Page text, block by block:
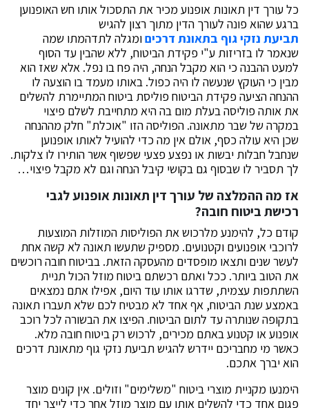
כל עורך דין תאונות אופנוע מכיר את התסכול אותו חש האופנוען
ברגע שהוא פונה לעורך הדין מתוך רצון להגיש
תביעת נזקי גוף בתאונת דרכיםומגלה לתדהמתו שמה
שנאמר לו בזריזות ע"י פקידת הביטוח, ללא שהבין עד הסוף
למעט ההבנה כי הוא מקבל הנחה, היה פח בו נפל. אלא שאז הוא
מבין כי העוקץ שנעשה לו היה כפול. באותו מעמד בו הוצעה לו
ההנחה הציעה פקידת הביטוח פוליסת ביטוח המתיימרת להשלים
את אותה פוליסה בעלת מום בה היא מתחייבת לשלם פיצוי
במקרה של שבר מתאונה. הפוליסה הזו "אוכלת" חלק מההנחה
שכן היא עולה כסף, אולם אין מה כדי להועיל לאותו אופנוען
שנחבל חבלות יבשות או נפצע פצעי שפשוף אשר הותירו לו צלקות.
לך תסביר לו שבסוף גם בקושי קיבל הנחה וגם לא מקבל פיצוי…
אז מה ההמלצה של עורך דין תאונות אופנוע לגבי
רכישת ביטוח חובה?
קודם כל, להימנע מלרכוש את הפוליסות המוזלות המוצעות
לרוכבי אופנועים וקטנועים. מספיק שתעשו תאונה לא קשה אחת
לעשר שנים ותצאו מופסדים מהעסקה הזאת. בביטוח חובה רוכשים
את הטוב ביותר. ככל ואתם רכשתם ביטוח מוזל הכול תניית
השתתפות עצמית, שדרגו אותו עוד היום, אפילו אתם נמצאים
באמצע שנת הביטוח, אף אחד לא מבטיח לכם שלא תעברו תאונה
בתקופה שנותרה עד לתום הביטוח. הפיצו את הבשורה לכל רוכב
אופנוע או קטנוע באתם מכירים, לרכוש רק ביטוח חובה מלא.
כאשר מי מחבריכם יידרש להגיש תביעת נזקי גוף מתאונת דרכים
הוא יברך אתכם.
הימנעו מקניית מוצרי ביטוח "משלימים" וזולים. אין קונים מוצר
פגום אחד כדי להשלים אותו עם מוצר מוזל אחר כדי לייצר יחד